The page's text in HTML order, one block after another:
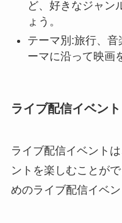
ど、好きなジャン
ょう。
テーマ別:旅行、
ーマに沿って映画
ライブ配信イベント
ライブ配信イベント
ントを楽しむことが
めのライブ配信イベ